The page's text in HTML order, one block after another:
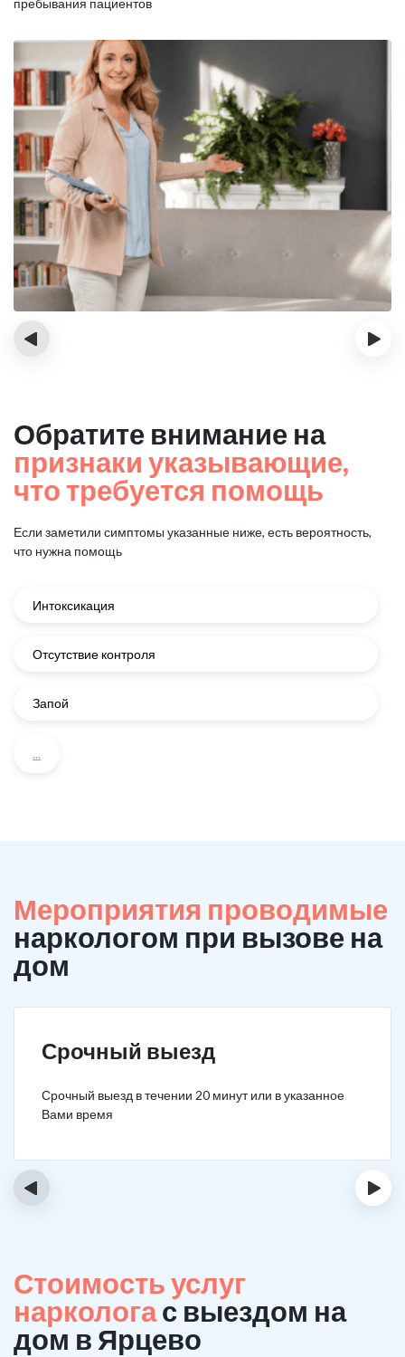
пребывания пациентов
‹ ›
Обратите внимание на
признаки указывающие,
что требуется помощь
Если заметили симптомы указанные ниже, есть вероятность,
что нужна помощь
Интоксикация
Отсутствие контроля
Запой
...
Мероприятия проводимые
наркологом при вызове на
дом
Срочный выезд
Срочный выезд в течении 20 минут или в указанное
Вами время
‹ ›
Стоимость услуг
наркологас выездом на
дом в Ярцево